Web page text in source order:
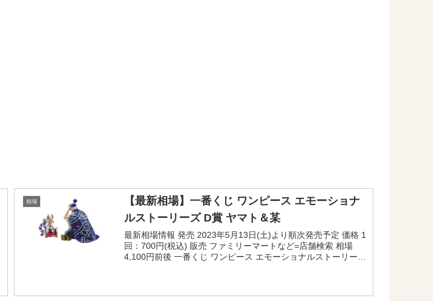
相場
【最新相場】一番くじ ワンピース エモーショナ
ルストーリーズ D賞 ヤマト＆某
最新相場情報 発売 2023年5月13日(土)より順次発売予定 価格 1
回：700円(税込) 販売 ファミリーマートなど=店舗検索 相場
4,100円前後 一番くじ ワンピース エモーショナルストーリーズ